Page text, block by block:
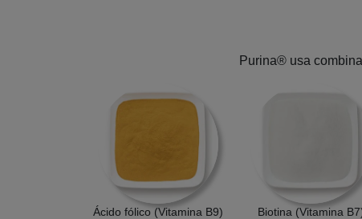
Purina® usa
Ácido fólico (Vitamina B9) Biotina (Vitamina